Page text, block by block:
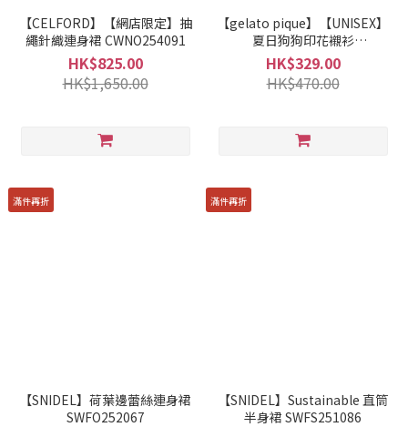
【CELFORD】【網店限定】抽
繩針織連身裙 CWNO254091
HK$825.00
HK$1,650.00
【gelato pique】【UNISEX】
夏日狗狗印花襯衫
PUFT252292
HK$329.00
HK$470.00
滿件再折
【SNIDEL】荷葉邊蕾絲連身裙
SWFO252067
滿件再折
【SNIDEL】Sustainable 直筒
半身裙 SWFS251086